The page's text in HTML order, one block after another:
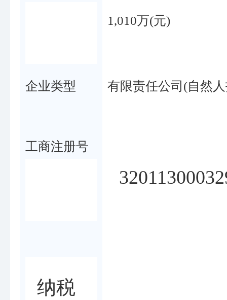
1,010万(元)
企业类型 有限责任公司(自然
工商注册号
纳税